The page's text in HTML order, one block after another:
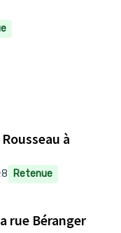
à
8 Retenue
rue Béranger